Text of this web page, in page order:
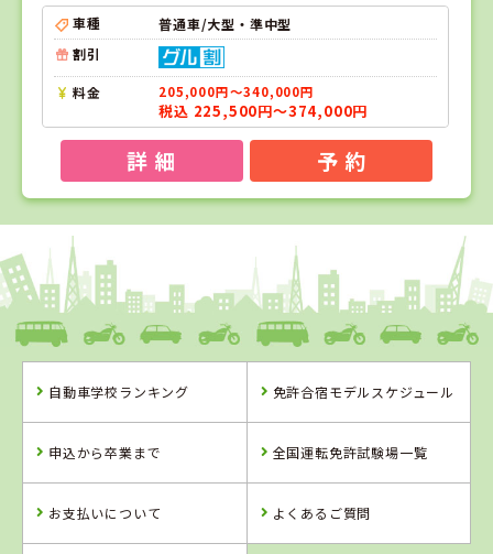
車種
普通車/大型・準中型
割引
料金 205,000円～340,000円
税込 225,500円～374,000円
詳 細 予 約
1
福島県
タイヘイドライバーズスクール
詳 細 予 約
バーズスクール
グスクール
自動車学校ランキング 免許合宿モデルスケジュール
申込から卒業まで 全国運転免許試験場一覧
お支払いについて よくあるご質問